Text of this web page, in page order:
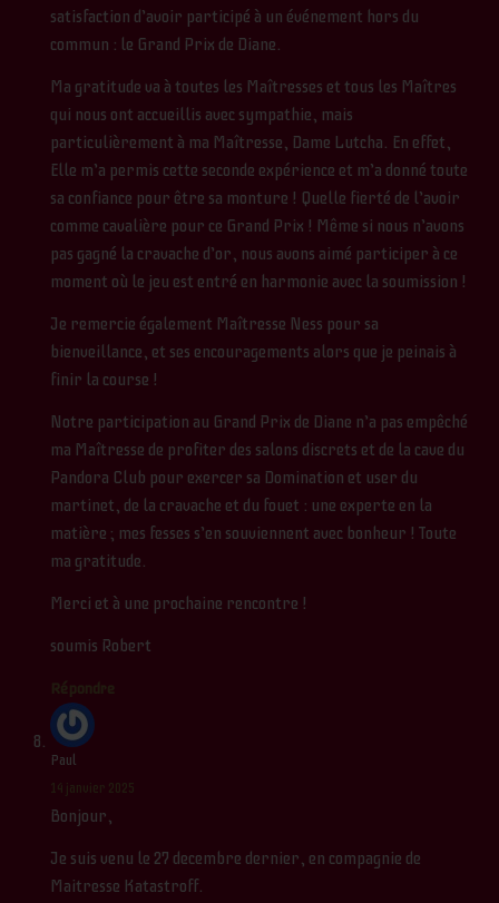
satisfaction d’avoir participé à un événement hors du
commun : le Grand Prix de Diane.
Ma gratitude va à toutes les Maîtresses et tous les Maîtres
qui nous ont accueillis avec sympathie, mais
particulièrement à ma Maîtresse, Dame Lutcha. En effet,
Elle m’a permis cette seconde expérience et m’a donné toute
sa confiance pour être sa monture ! Quelle fierté de l’avoir
comme cavalière pour ce Grand Prix ! Même si nous n’avons
pas gagné la cravache d’or, nous avons aimé participer à ce
moment où le jeu est entré en harmonie avec la soumission !
Je remercie également Maîtresse Ness pour sa
bienveillance, et ses encouragements alors que je peinais à
finir la course !
Notre participation au Grand Prix de Diane n’a pas empêché
ma Maîtresse de profiter des salons discrets et de la cave du
Pandora Club pour exercer sa Domination et user du
martinet, de la cravache et du fouet : une experte en la
matière ; mes fesses s’en souviennent avec bonheur ! Toute
ma gratitude.
Merci et à une prochaine rencontre !
soumis Robert
Répondre
Paul
14 janvier 2025
Bonjour,
Je suis venu le 27 decembre dernier, en compagnie de
Maitresse Katastroff.